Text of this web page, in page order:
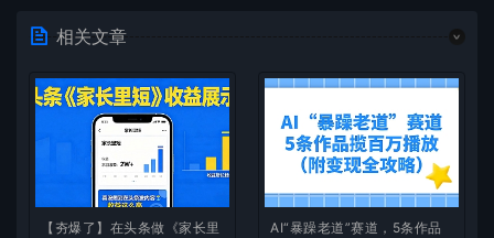
相关文章
【夯爆了】在头条做《家长里
AI“暴躁老道”赛道，5条作品